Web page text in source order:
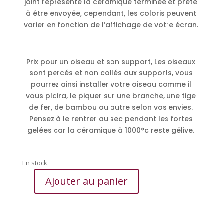
joint représente la céramique terminée et prête
à être envoyée, cependant, les coloris peuvent
varier en fonction de l’affichage de votre écran.
Prix pour un oiseau et son support, Les oiseaux
sont percés et non collés aux supports, vous
pourrez ainsi installer votre oiseau comme il
vous plaira, le piquer sur une branche, une tige
de fer, de bambou ou autre selon vos envies.
Pensez à le rentrer au sec pendant les fortes
gelées car la céramique à 1000°c reste gélive.
En stock
quantitéAjouter au panier